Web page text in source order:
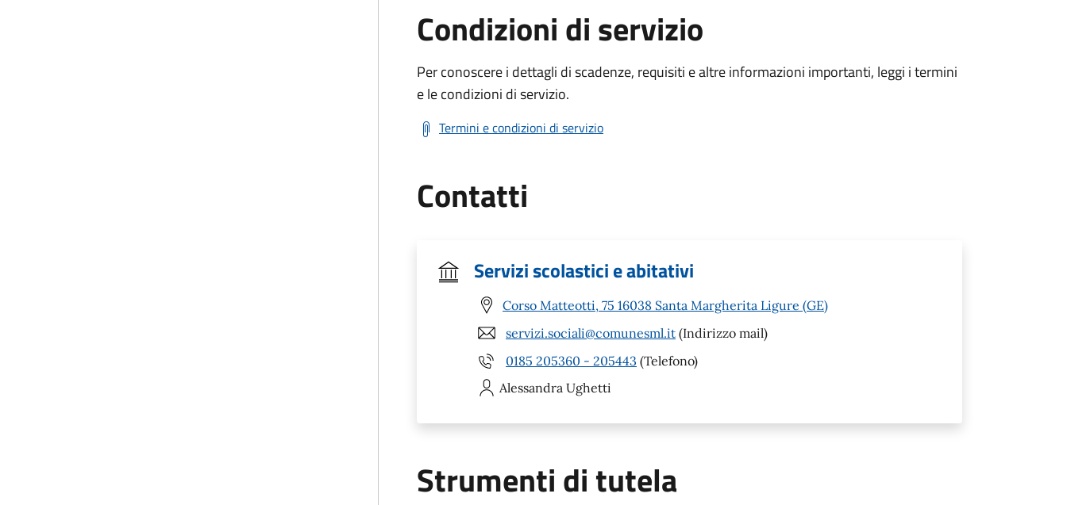
Condizioni di servizio
Per conoscere i dettagli di scadenze, requisiti e altre informazioni importanti, leggi i termini
e le condizioni di servizio.
Termini e condizioni di servizio
Contatti
Servizi scolastici e abitativi
Corso Matteotti, 75 16038 Santa Margherita Ligure (GE)
servizi.sociali@comunesml.it (Indirizzo mail)
0185 205360 - 205443 (Telefono)
Alessandra Ughetti
Strumenti di tutela